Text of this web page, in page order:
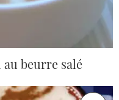
beurre salé